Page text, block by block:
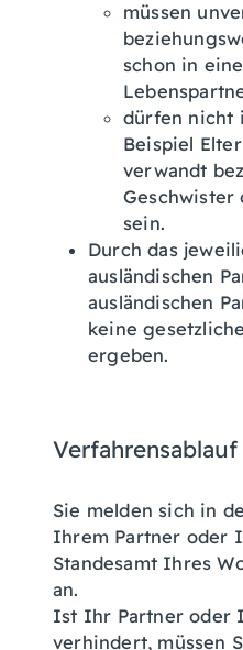
müssen
schon in
dürfen nicht
Beispiel
verwandt
Geschwister
sein.
Durch das
ausländischen
ausländischen
keine
ergeben.
Verfahrensablauf
Sie melden sich in
Ihrem Partner oder
Standesamt Ihres
an.
Ist Ihr Partner oder
verhindert, müssen